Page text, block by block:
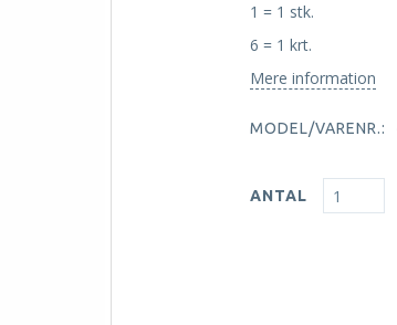
1 = 1 stk.
6 = 1 krt.
Mere information
MODEL/VARENR.:
ANTAL